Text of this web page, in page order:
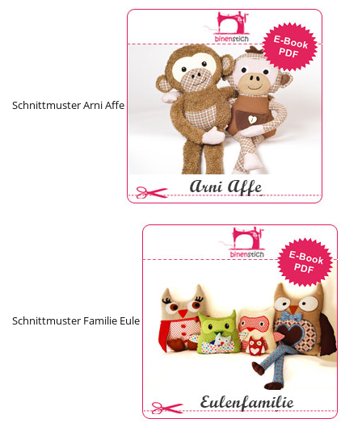
Schnittmuster Arni Affe
Schnittmuster Familie Eule